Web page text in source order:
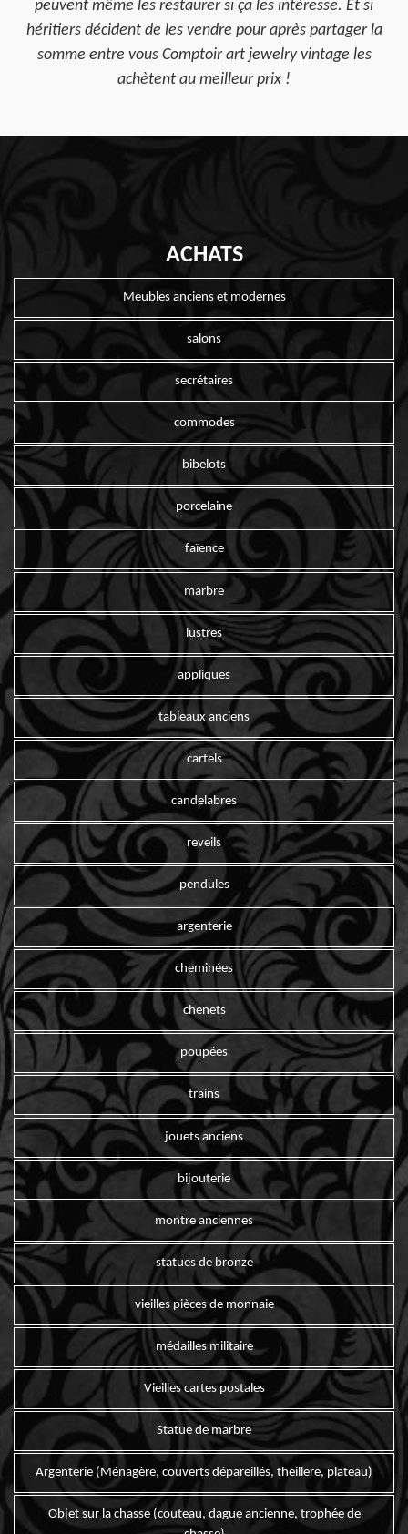
peuvent même les restaurer si ça les intéresse. Et si
héritiers décident de les vendre pour après partager la
somme entre vous Comptoir art jewelry vintage les
achètent au meilleur prix !
ACHATS
Meubles anciens et modernes
salons
secrétaires
commodes
bibelots
porcelaine
faïence
marbre
lustres
appliques
tableaux anciens
cartels
candelabres
reveils
pendules
argenterie
cheminées
chenets
poupées
trains
jouets anciens
bijouterie
montre anciennes
statues de bronze
vieilles pièces de monnaie
médailles militaire
Vieilles cartes postales
Statue de marbre
Argenterie (Ménagère, couverts dépareillés, theillere, plateau)
Objet sur la chasse (couteau, dague ancienne, trophée de